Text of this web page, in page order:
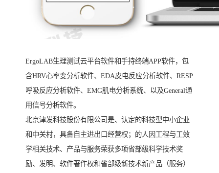
ErgoLAB生理测试云平台软件和手持终端APP软件，包
含HRV心率变分析软件、EDA皮电反应分析软件、RESP
呼吸反应分析软件、EMG肌电分析系统、以及General通
用信号分析软件。
北京津发科技股份有限公司是、认定的科技型中小企业
和中关村，具备自主进出口经营权；的人因工程与工效
学相关技术、产品与服务荣获多项省部级科学技术奖
励、发明、软件著作权和省部级新技术新产品（服务）